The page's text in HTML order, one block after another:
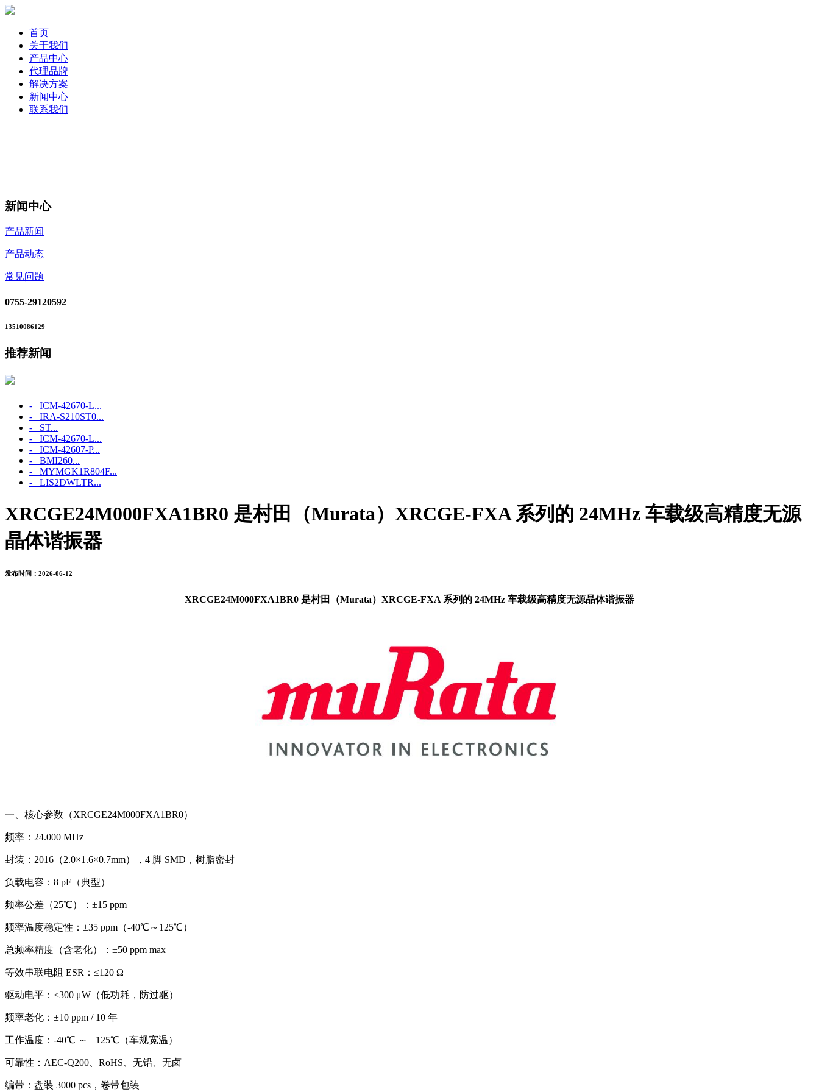
首页
关于我们
产品中心
代理品牌
解决方案
新闻中心
联系我们
新闻中心
产品新闻
产品动态
常见问题
0755-29120592
13510086129
推荐新闻
- ICM‑42670‑L...
- IRA-S210ST0...
- ST...
- ICM‑42670‑L...
- ICM‑42607‑P...
- BMI260...
- MYMGK1R804F...
- LIS2DWLTR...
XRCGE24M000FXA1BR0 是村田（Murata）XRCGE‑FXA 系列的 24MHz 车载级高精度无源
晶体谐振器
发布时间：2026-06-12
XRCGE24M000FXA1BR0 是村田（Murata）XRCGE‑FXA 系列的 24MHz 车载级高精度无源晶体谐振器
一、核心参数（XRCGE24M000FXA1BR0）
频率：24.000 MHz
封装：2016（2.0×1.6×0.7mm），4 脚 SMD，树脂密封
负载电容：8 pF（典型）
频率公差（25℃）：±15 ppm
频率温度稳定性：±35 ppm（‑40℃～125℃）
总频率精度（含老化）：±50 ppm max
等效串联电阻 ESR：≤120 Ω
驱动电平：≤300 μW（低功耗，防过驱）
频率老化：±10 ppm / 10 年
工作温度：‑40℃ ～ +125℃（车规宽温）
可靠性：AEC‑Q200、RoHS、无铅、无卤
编带：盘装 3000 pcs，卷带包装